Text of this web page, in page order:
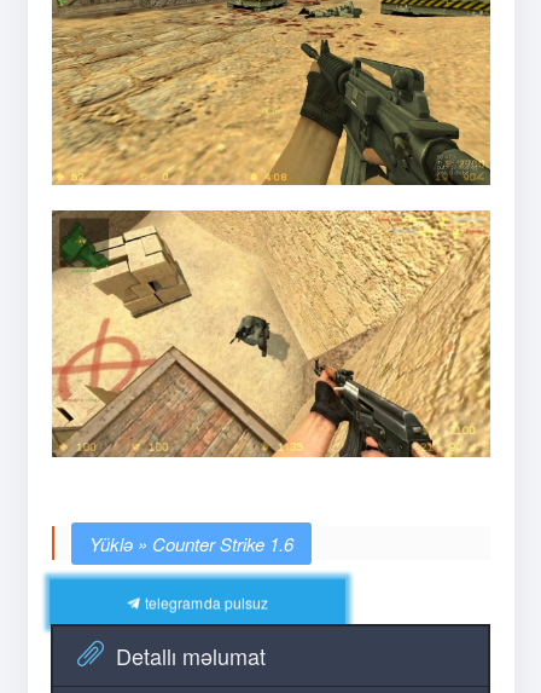
Counter Strike 1.6
telegramda pulsuz
Detallı məlumat